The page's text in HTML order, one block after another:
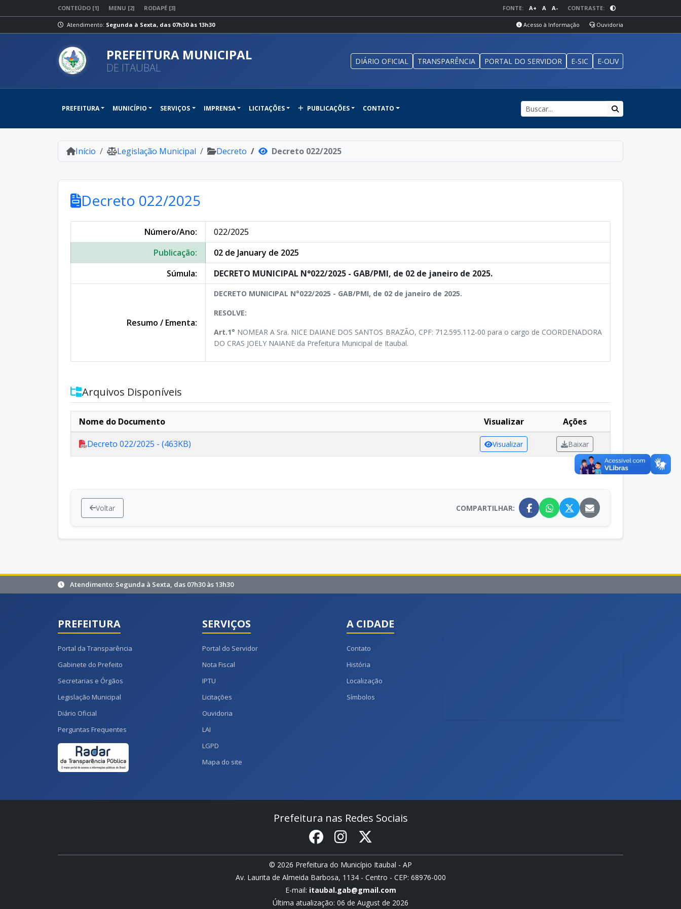
CONTEÚDO [1] MENU [2] RODAPÉ [3] FONTE: A+ A A- CONTRASTE:
Atendimento: Segunda à Sexta, das 07h30 às 13h30 Acesso à Informação Ouvidoria
PREFEITURA MUNICIPAL
DE ITAUBAL DIÁRIO OFICIAL TRANSPARÊNCIA PORTAL DO SERVIDOR E-SIC E-OUV
PREFEITURA MUNICÍPIO SERVIÇOS IMPRENSA LICITAÇÕES PUBLICAÇÕES CONTATO
Início Legislação Municipal Decreto Decreto 022/2025
Decreto 022/2025
Número/Ano:
022/2025
Publicação:
02 de January de 2025
Súmula:
DECRETO MUNICIPAL N°022/2025 - GAB/PMI, de 02 de janeiro de 2025.
Resumo / Ementa:
DECRETO MUNICIPAL N°022/2025 - GAB/PMI, de 02 de janeiro de 2025.
RESOLVE:
Art.1° NOMEAR A Sra. NICE DAIANE DOS SANTOS BRAZÃO, CPF: 712.595.112-00 para o cargo de COORDENADORA
DO CRAS JOELY NAIANE da Prefeitura Municipal de Itaubal.
Arquivos Disponíveis
Nome do Documento Visualizar
Ações
Decreto 022/2025 - (463KB)
Visualizar Baixar
Voltar COMPARTILHAR:
Atendimento: Segunda à Sexta, das 07h30 às 13h30
PREFEITURA
Portal da Transparência
Gabinete do Prefeito
Secretarias e Órgãos
Legislação Municipal
Diário Oficial
Perguntas Frequentes
SERVIÇOS
Portal do Servidor
Nota Fiscal
IPTU
Licitações
Ouvidoria
LAI
LGPD
Mapa do site
A CIDADE
Contato
História
Localização
Símbolos
Prefeitura nas Redes Sociais
© 2026 Prefeitura do Município Itaubal - AP
Av. Laurita de Almeida Barbosa, 1134 - Centro - CEP: 68976-000
E-mail: itaubal.gab@gmail.com
Última atualização: 06 de August de 2026